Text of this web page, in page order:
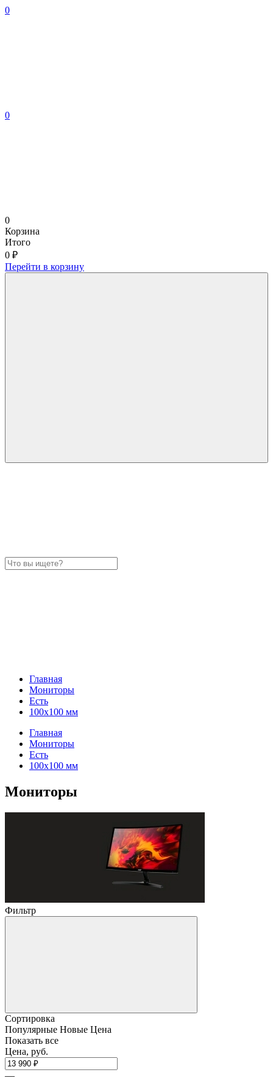
0
0
0
Корзина
Итого
0 ₽
Перейти в корзину
Главная
Мониторы
Есть
100x100 мм
Главная
Мониторы
Есть
100x100 мм
Мониторы
Фильтр
Сортировка
Популярные Новые Цена
Показать все
Цена, руб.
—